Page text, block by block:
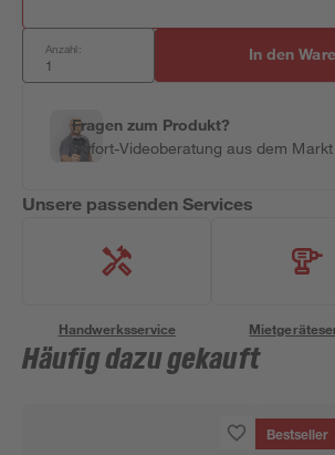
Anzahl: In den
Fragen zum Produkt?
Sofort-Videoberatung aus dem Markt
Unsere passenden Services
Handwerksservice
Häufig dazu gekauft
Bestseller